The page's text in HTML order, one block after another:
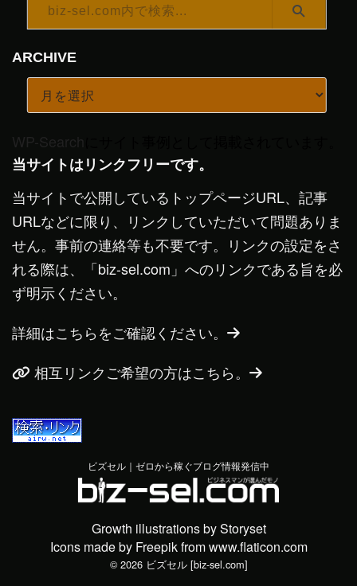
ARCHIVE
WP-Search
当サイトはリンクフリーです。
当サイトで公開しているトップページURL、記事
URLなどに限り、リンクしていただいて問題ありま
せん。事前の連絡等も不要です。リンクの設定をさ
れる際は、「biz-sel.com」へのリンクである旨を必
ず明示ください。
詳細はこちらをご確認ください。
相互リンクご希望の方はこちら。
ビズセル｜ゼロから稼ぐブログ情報発信中
Growth illustrations by Storyset
Icons made by Freepikfromwww.flaticon.com
© 2026 ビズセル [biz-sel.com]